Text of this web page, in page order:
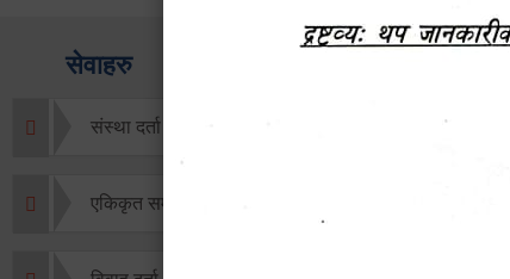
सेवाहरु
संस्था दर्ता सिफारिस
एकिकृत सम्पत्ति कर/घर जग्गा कर